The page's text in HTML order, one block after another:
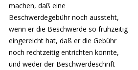
machen, daß eine
Beschwerdegebühr noch aussteht,
wenn er die Beschwerde so frühzeitig
eingereicht hat, daß er die Gebühr
noch rechtzeitig entrichten könnte,
und weder der Beschwerdeschrift